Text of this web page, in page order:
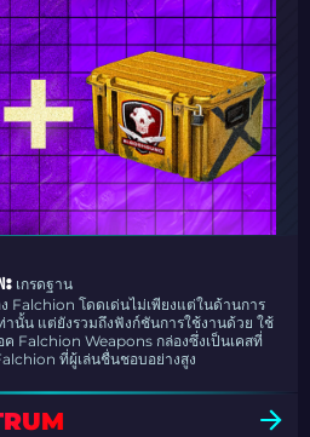
: เกรดฐาน
Falchion โดดเด่นไม่เพียงแต่ในด้านการ
านั้น แต่ยังรวมถึงฟังก์ชันการใช้งานด้วย ใช้
ค Falchion Weapons กล่องซึ่งเป็นเคสที่
ที่ผู้เล่นชื่นชอบอย่างสูง